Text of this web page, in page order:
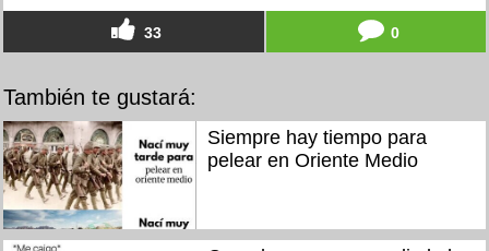
33 0
También te gustará:
Siempre hay tiempo para
pelear en Oriente Medio